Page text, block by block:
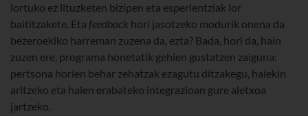
lortuko ez lituzketen bizipen eta esperientziak lor
baititzakete. Eta feedback hori jasotzeko modurik onena da
bezeroekiko harreman zuzena da, ezta? Bada, hori da, hain
zuzen ere, programa honetatik gehien gustatzen zaiguna:
pertsona horien behar zehatzak ezagutu ditzakegu, haiekin
aritzeko eta haien erabateko integrazioan gure aletxoa
jartzeko.